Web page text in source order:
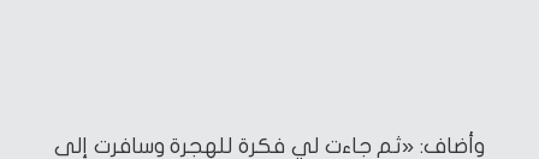
وأضاف: «ثم جاءت لي فكرة للهجرة وسافرت إلى